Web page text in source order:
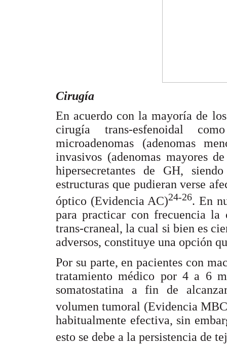
Cirugía
En acuerdo con la mayoría de
cirugía trans-esfenoidal
microadenomas (adenomas
invasivos (adenomas mayores
hipersecretantes de GH,
estructuras que pudieran verse
óptico (Evidencia AC)24-26. En
para practicar con frecuencia la
trans-craneal, la cual si bien es
adversos, constituye una opción
Por su parte, en pacientes con
tratamiento médico por 4 a 6
somatostatina a fin de
volumen tumoral (Evidencia
habitualmente efectiva, sin
esto se debe a la persistencia de